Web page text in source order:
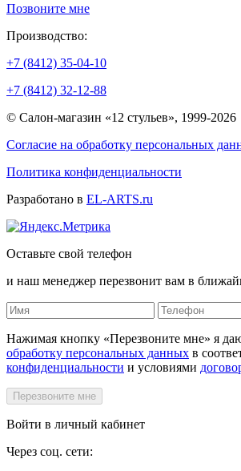
Позвоните мне
Производство:
+7 (8412) 35-04-10
+7 (8412) 32-12-88
© Салон-магазин «12 стульев», 1999-2026
Согласие на обработку персональных
Политика конфиденциальности
Разработано в EL-ARTS.ru
Оставьте свой телефон
и наш менеджер перезвонит вам в
Нажимая кнопку «Перезвоните мне» я
обработку персональных данных в
конфиденциальности и условиями
Перезвоните мне
Войти в личный кабинет
Через соц. сети: